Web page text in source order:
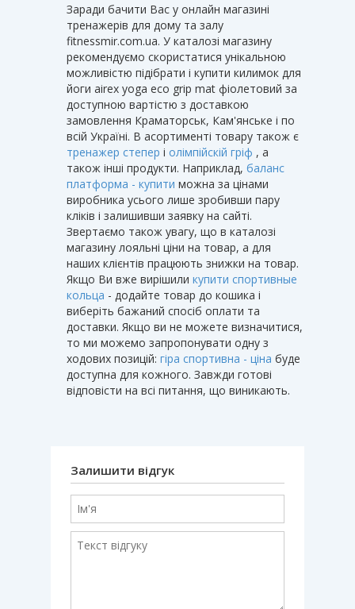
Заради бачити Вас у онлайн магазині
тренажерів для дому та залу
fitnessmir.com.ua. У каталозі магазину
рекомендуємо скористатися унікальною
можливістю підібрати і купити килимок для
йоги airex yoga eco grip mat фіолетовий за
доступною вартістю з доставкою
замовлення Краматорськ, Кам'янське і по
всій Україні. В асортименті товару також є
тренажер степер і олімпійскій гріф , а
також інші продукти. Наприклад, баланс
платформа - купити можна за цінами
виробника усього лише зробивши пару
кліків і залишивши заявку на сайті.
Звертаємо також увагу, що в каталозі
магазину лояльні ціни на товар, а для
наших клієнтів працюють знижки на товар.
Якщо Ви вже вирішили купити спортивные
кольца - додайте товар до кошика і
виберіть бажаний спосіб оплати та
доставки. Якщо ви не можете визначитися,
то ми можемо запропонувати одну з
ходових позицій: гіра спортивна - ціна буде
доступна для кожного. Завжди готові
відповісти на всі питання, що виникають.
Залишити відгук